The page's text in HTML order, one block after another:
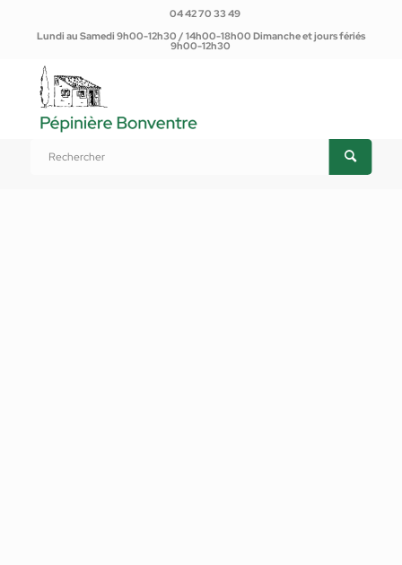
04 42 70 33 49
Lundi au Samedi 9h00-12h30 / 14h00-18h00 Dimanche et jours fériés
9h00-12h30
Plantes potagères et Aromatiques